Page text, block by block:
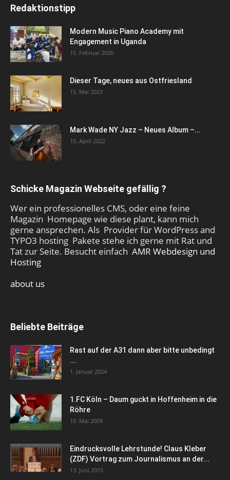
Redaktionstipp
Modern Music Piano Academy mit
Engagement in Uganda
15. Februar 2026
Dieser Tage, neues aus Ostfriesland
15. Mai 2023
Mark Wade NY Jazz – Neues Album –...
10. April 2022
Schicke Magazin Webseite gefällig ?
Wer ein professionelles CMS, oder eine feine
Magazin Homepage wie diese plant, kann mich
gerne ansprechen. Als Provider für WordPress and
TYPO3 hosting Pakete stehe ich gerne mit Rat und
Tat zur Seite. Besucht einfach AMR Webdesign und
Hosting
about us
Beliebte Beiträge
Rast auf der A31 dann aber bitte unbedingt
...
1. Januar 2024
1.FC Köln – Daum guckt in Hoffenheim in die
Röhre
10. Mai 2009
Eindrucksvolle Lehrstunde! Claus Kleber
(ZDF) Vortrag zum Journalismus an der...
13. Juni 2015